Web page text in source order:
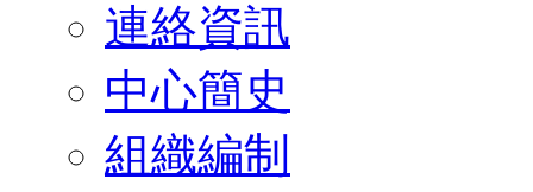
連絡資訊
中心簡史
組織編制